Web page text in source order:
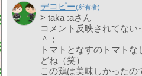
デコピー
> taka :aさん
コメント反映されてない
＾；
トマトとなすのトマト
どね（笑）
この鶏は美味しかったの